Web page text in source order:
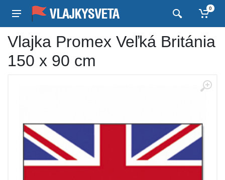
0
Vlajka Promex Veľká Británia
150 x 90 cm